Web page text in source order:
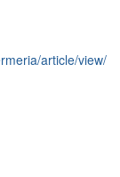
article/view/